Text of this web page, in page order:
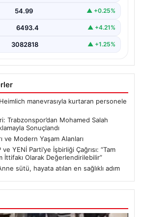
54.99 ▲ +0.25%
6493.4 ▲ +4.21%
3082818 ▲ +1.25%
manevrasıyla kurtaran personele
Trabzonspor’dan Mohamed Salah
Sonuçlandı
ve Modern Yaşam Alanları
YENİ Parti’ye İşbirliği Çağrısı: “Tam
İttifakı Olarak Değerlendirilebilir”
sütü, hayata atılan en sağlıklı adım